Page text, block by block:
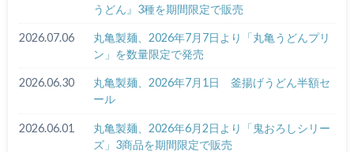
うどん』3種を期間限定で販売
2026.07.06
丸亀製麺、2026年7月7日より「丸亀うどんプリ
ン」を数量限定で発売
2026.06.30
丸亀製麺、2026年7月1日 釜揚げうどん半額セ
ール
2026.06.01
丸亀製麺、2026年6月2日より「鬼おろしシリー
ズ」3商品を期間限定で販売